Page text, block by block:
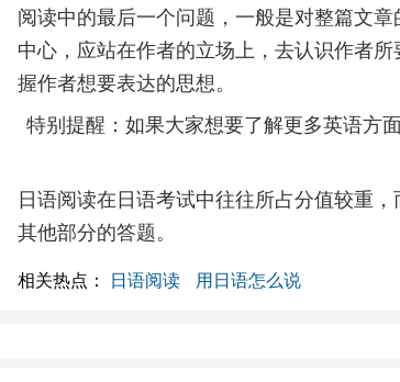
阅读中的最后一个问题，一般是对整篇文
中心，应站在作者的立场上，去认识作者
握作者想要表达的思想。
特别提醒：如果大家想要了解更多英语方
日语阅读在日语考试中往往所占分值较重
其他部分的答题。
相关热点： 日语阅读 用日语怎么说